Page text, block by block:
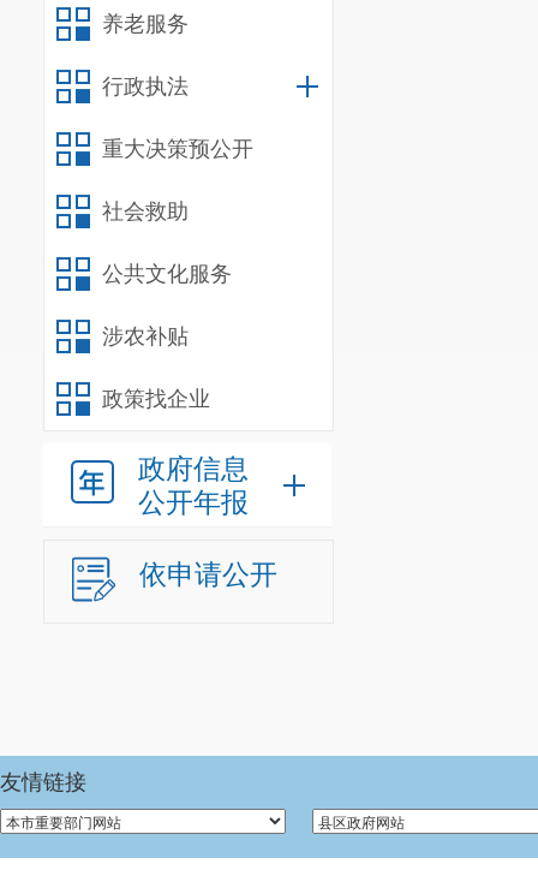
养老服务
行政执法
重大决策预公开
社会救助
公共文化服务
涉农补贴
政策找企业
政府信息
公开年报
依申请公开
予处理
友情链接